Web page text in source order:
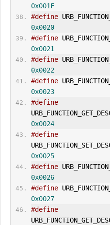
0x001F
#define
0x0020
#define
0x0021
#define
0x0022
#define
0x0023
#define
URB_FUNCTION_
0x0024
#define
URB_FUNCTION_
0x0025
#define URB_FUNCTION_
0x0026
#define URB_FUNCTION_
0x0027
#define
URB_FUNCTION_